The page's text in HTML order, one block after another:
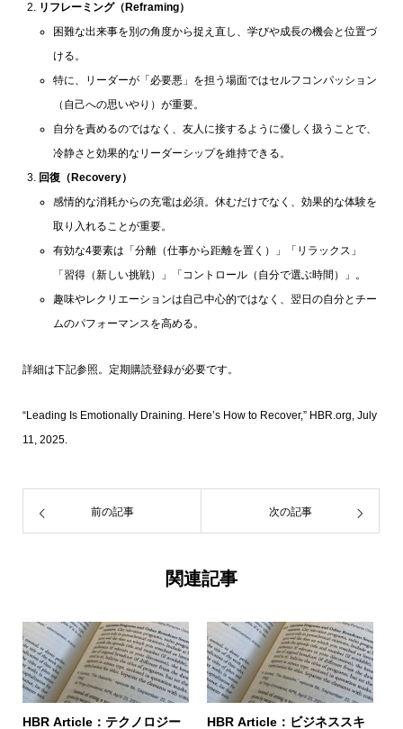
リフレーミング（Reframing）
困難な出来事を別の角度から捉え直し、学びや成長の機会と位置づ
ける。
特に、リーダーが「必要悪」を担う場面ではセルフコンパッション
（自己への思いやり）が重要。
自分を責めるのではなく、友人に接するように優しく扱うことで、
冷静さと効果的なリーダーシップを維持できる。
回復（Recovery）
感情的な消耗からの充電は必須。休むだけでなく、効果的な体験を
取り入れることが重要。
有効な4要素は「分離（仕事から距離を置く）」「リラックス」
「習得（新しい挑戦）」「コントロール（自分で選ぶ時間）」。
趣味やレクリエーションは自己中心的ではなく、翌日の自分とチー
ムのパフォーマンスを高める。
詳細は下記参照。定期購読登録が必要です。
“Leading Is Emotionally Draining. Here’s How to Recover,” HBR.org, July
11, 2025.
前の記事 次の記事
関連記事
HBR Article：テクノロジー HBR Article：ビジネススキ